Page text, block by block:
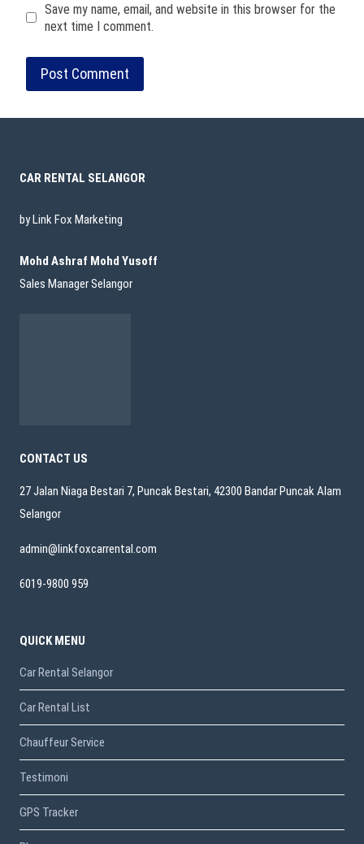
Save my name, email, and website in this browser for the
next time I comment.
CAR RENTAL SELANGOR
by Link Fox Marketing
Mohd Ashraf Mohd Yusoff
Sales Manager Selangor
CONTACT US
27 Jalan Niaga Bestari 7, Puncak Bestari, 42300 Bandar Puncak Alam
Selangor
admin@linkfoxcarrental.com
6019-9800 959
QUICK MENU
Car Rental Selangor
Car Rental List
Chauffeur Service
Testimoni
GPS Tracker